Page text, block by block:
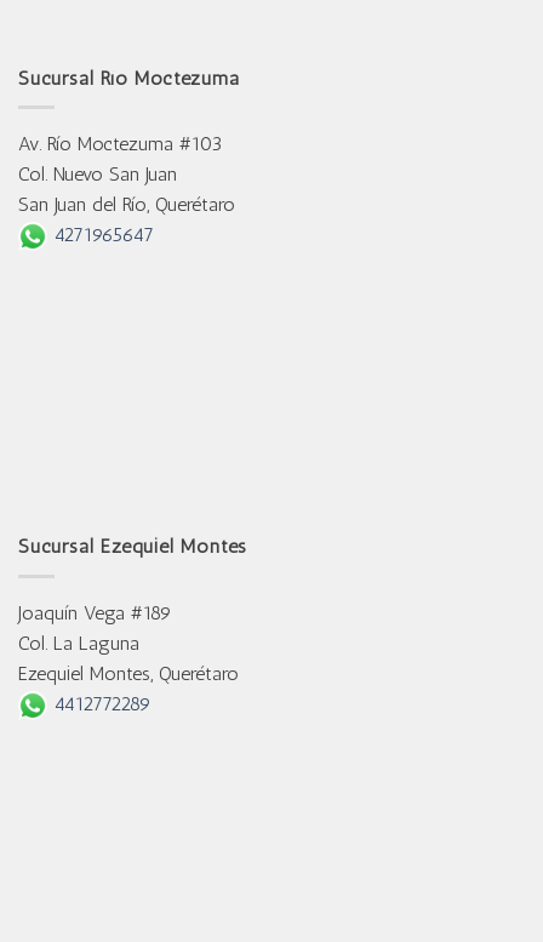
Sucursal Río Moctezuma
Av. Río Moctezuma #103
Col. Nuevo San Juan
San Juan del Río, Querétaro
4271965647
Sucursal Ezequiel Montes
Joaquín Vega #189
Col. La Laguna
Ezequiel Montes, Querétaro
4412772289